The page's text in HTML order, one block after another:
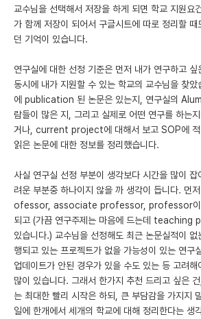
교수님을 선택해서 저장을 하게 되면 학교 지원요
가 함께 저장이 되어서 구글시트에 따로 정리할
던 기억이 있습니다.
연구실에 대한 선정 기준은 먼저 내가 연구하고 싶
동시에 내가 지원할 수 있는 학교의 교수님을 찾았
에 publication 된 논문은 있는지, 연구실의
람들이 많은 지, 그리고 실제로 어떤 연구를 하는
거나, current project에 대해서 보고 SOP에 적
읽은 논문에 대한 정보를 정리했습니다.
사실 연구실 선정 부분이 생각보다 시간을 많이 잡
려운 부분중 하나이지 않을 까 생각이 듭니다.
ofessor, associate professor, professor이
되고 (가끔 연구주제는 마음에 드는데 teaching
있습니다.) 교수님을 선정해도 최근 논문실적이
행되고 있는 프로젝트가 없을 가능성이 있는 연구
업데이트가 안된 경우가 있을 수도 있는 등 고려
많이 있습니다. 그래서 한가지 추천 드리고 싶은
는 최대한 빨리 시작은 하되, 큰 부담감을 가지지
일에 한개에서 세개의 학교에 대해 정리한다는 생